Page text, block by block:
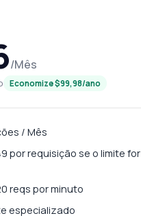
/Mês
Economize $99,98/ano
/ Mês
por requisição se o limite for
reqs por minuto
especializado